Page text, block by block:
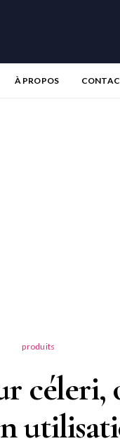
À PROPOS
produits
céleri,